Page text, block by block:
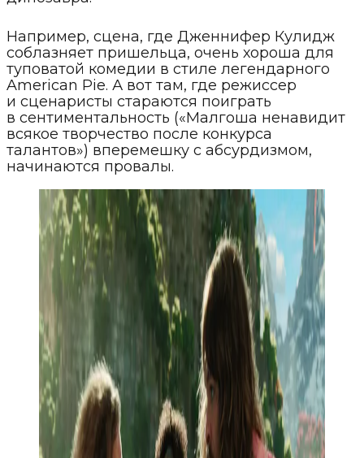
Например, сцена, где Дженнифер Кулидж
соблазняет пришельца, очень хороша для
туповатой комедии в стиле легендарного
American Pie. А вот там, где режиссер
и сценаристы стараются поиграть
в сентиментальность («Малгоша ненавидит
всякое творчество после конкурса
талантов») вперемешку с абсурдизмом,
начинаются провалы.